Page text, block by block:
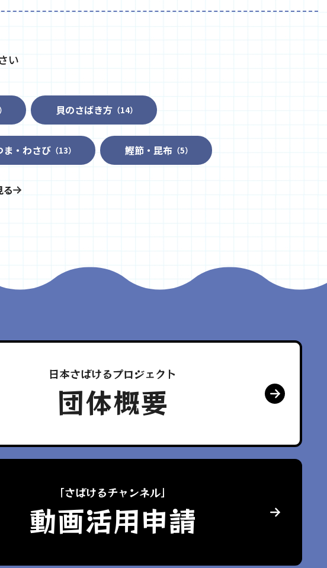
い
貝のさばき方 （14）
ま・わさび （13） 鰹節・昆布 （5）
る
日本さばけるプロジェクト
団体概要
「さばけるチャンネル」
動画活用申請